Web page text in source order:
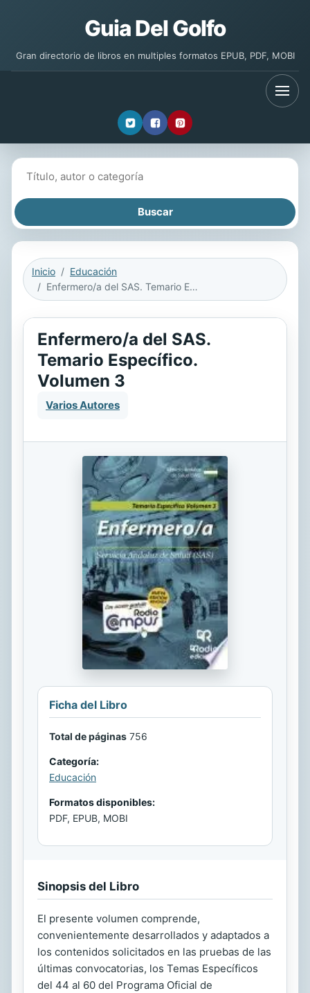
Guia Del Golfo
Gran directorio de libros en multiples formatos EPUB, PDF, MOBI
Inicio
Educación
Enfermero/a del SAS. Temario Específico. Volumen 3
Enfermero/a del SAS.
Temario Específico.
Volumen 3
Varios Autores
Ficha del Libro
Total de páginas 756
Categoría:
Educación
Formatos disponibles:
PDF, EPUB, MOBI
Sinopsis del Libro
El presente volumen comprende,
convenientemente desarrollados y adaptados a
los contenidos solicitados en las pruebas de las
últimas convocatorias, los Temas Específicos
del 44 al 60 del Programa Oficial de